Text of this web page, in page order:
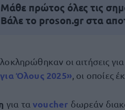
Μάθε πρώτος όλες τις
Βάλε το proson.gr στα
λοκληρώθηκαν οι αιτήσεις
για Όλους 2025» , οι οποίες
για ταvoucher δωρεάν